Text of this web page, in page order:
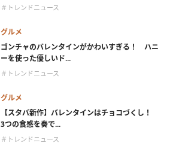
＃トレンドニュース
グルメ
ゴンチャのバレンタインがかわいすぎる！ ハニ
ーを使った優しいド...
＃トレンドニュース
グルメ
【スタバ新作】バレンタインはチョコづくし！
3つの食感を奏で...
＃トレンドニュース